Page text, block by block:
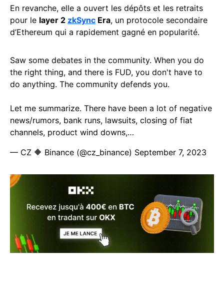
En revanche, elle a ouvert les dépôts et les retraits
pour le layer 2 zkSync Era, un protocole secondaire
d’Ethereum qui a rapidement gagné en popularité.
Saw some debates in the community. When you do
the right thing, and there is FUD, you don't have to
do anything. The community defends you.
Let me summarize. There have been a lot of negative
news/rumors, bank runs, lawsuits, closing of fiat
channels, product wind downs,…
— CZ 🔶 Binance (@cz_binance) September 7, 2023